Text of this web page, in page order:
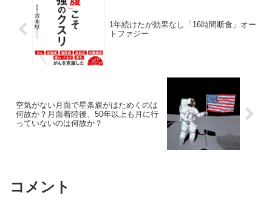
1年続けたが効果なし「16時間断食」オー
トファジー
空気がない月面で星条旗がはためくのは
何故か？月面着陸後、50年以上も月に行
っていないのは何故か？
コメント